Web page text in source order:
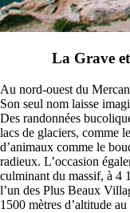
La Grave
Au nord-ouest du
Son seul nom laisse
Des randonnées
lacs de glaciers, comme
d’animaux comme le
radieux. L’occasion
culminant du massif, à 4
l’un des Plus Beaux
1500 mètres d’altitude